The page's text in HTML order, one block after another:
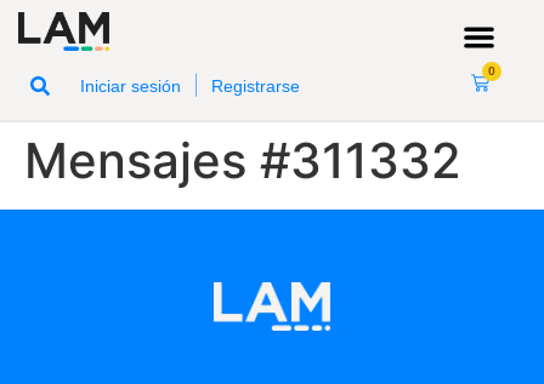
Iniciar sesión Registrarse
0
Mensajes #311332